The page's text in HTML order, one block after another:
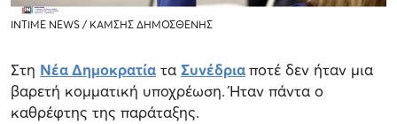
INTIME NEWS / ΚΑΜΣΗΣ ΔΗΜΟΣΘΕΝΗΣ
Στη Νέα Δημοκρατία τα Συνέδριαποτέ δεν ήταν μια
βαρετή κομματική υποχρέωση. Ήταν πάντα ο
καθρέφτης της παράταξης.